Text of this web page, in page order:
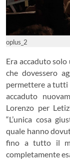
oplus_2
Era accaduto
che dovessero
permettere a tutti
accaduto
Lorenzo per
“L’unica cosa
quale hanno
fino a tutto il
completamente